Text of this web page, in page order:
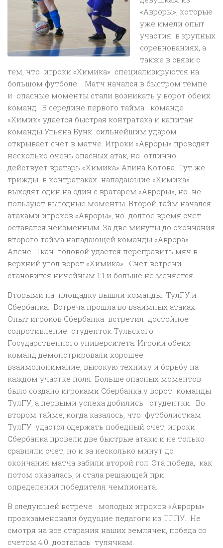
«Авроры», которые
уже имели опыт
участия в крупных
соревнованиях, а
также в связи с
тем, что игроки «Химика» специализируются на
большом футболе. Матч начался в быстром темпе
и опасные моменты стали возникать у ворот обеих
команд. В середине первого тайма команде
«Химик» удается быстрая контратака и капитан
команды Ульяна Бунк сильнейшим ударом
открывает счет в матче. Игроки «Авроры» проводят
несколько очень опасных атак, но отлично
действует вратарь «Химика» Алина Котова. Тут же
трижды в контратаках нападающие «Химика»
выходят один на один с вратарем «Авроры», но не
пользуют выгодные моменты. Второй тайм начался
атаками игроков «Авроры», но долгое время счет
оставался неизменным. За две минуты до окончания
второго тайма нападающей команды «Аврора»
Алене Ткач головой удается переправить мяч в
верхний угол ворот «Химика». Счет встречи
становится ничейным 1:1 и больше не меняется.
Вторыми на площадку вышли команды ТулГУ и
Сбербанка. Встреча прошла во взаимных атаках.
Опыт игроков Сбербанка встретил достойное
сопротивление студенток Тульского
Государственного университета. Игроки обеих
команд демонстрировали хорошее
взаимопонимание, высокую технику и борьбу на
каждом участке поля. Больше опасных моментов
было создано игроками Сбербанка у ворот команды
ТулГУ, а первыми успеха добились студентки. Во
втором тайме, когда казалось, что футболисткам
ТулГУ удастся одержать победный счет, игроки
Сбербанка провели две быстрые атаки и не только
сравняли счет, но и за несколько минут до
окончания матча забили второй гол. Эта победа, как
потом оказалась, и стала решающей при
определении победителя чемпионата.
В следующей встрече молодых игроков «Авроры»
проэкзаменовали будущие педагоги из ТГПУ. Не
смотря на все старания наших землячек, победа со
счетом 4:0 досталась тулячкам.